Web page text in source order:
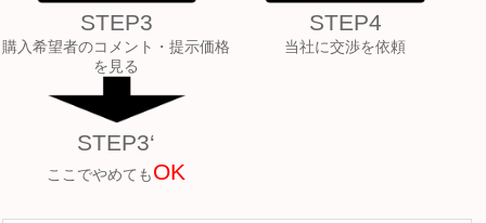
STEP3
購入希望者のコメント・提示価格
を見る
STEP3‘
ここでやめてもOK
STEP4
当社に交渉を依頼